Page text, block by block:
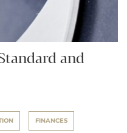
and
FINANCES